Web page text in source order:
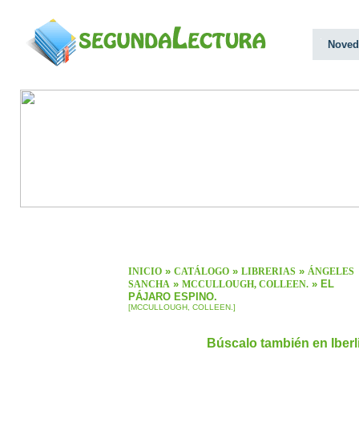
INICIO » CATÁLOGO » LIBRERIAS » ÁNGELES
SANCHA » MCCULLOUGH, COLLEEN. » EL
PÁJARO ESPINO.
[MCCULLOUGH, COLLEEN.]
Búscalo también en